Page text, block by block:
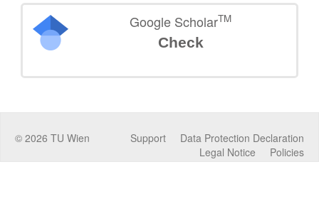
Google ScholarTM
Check
© 2026 TU Wien Data Protection Declaration
Support
Policies
Legal Notice